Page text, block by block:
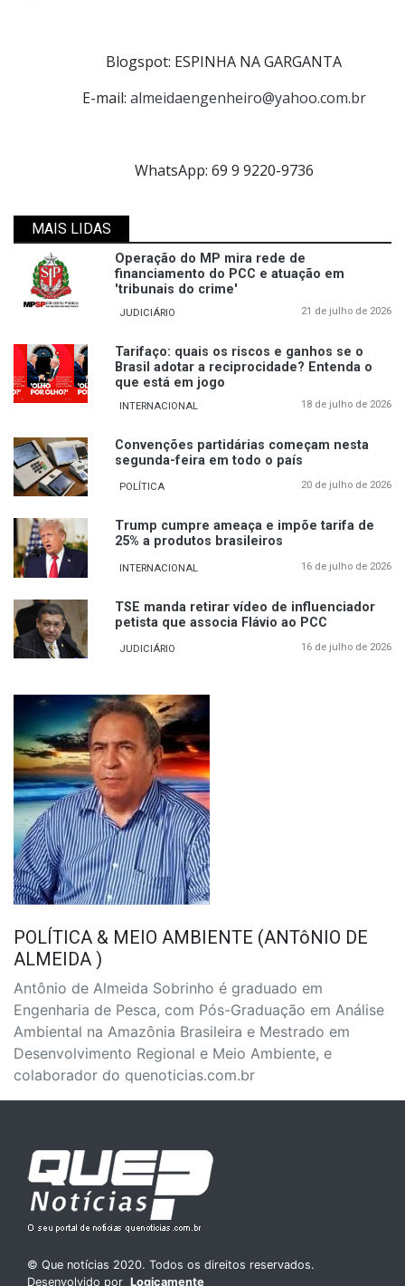
Blogspot: ESPINHA NA GARGANTA
E-mail: almeidaengenheiro@yahoo.com.br
WhatsApp: 69 9 9220-9736
MAIS LIDAS
Operação do MP mira rede de
financiamento do PCC e atuação em
'tribunais do crime'
JUDICIÁRIO 21 de julho de 2026
Tarifaço: quais os riscos e ganhos se o
Brasil adotar a reciprocidade? Entenda o
que está em jogo
INTERNACIONAL 18 de julho de 2026
Convenções partidárias começam nesta
segunda-feira em todo o país
POLÍTICA 20 de julho de 2026
Trump cumpre ameaça e impõe tarifa de
25% a produtos brasileiros
INTERNACIONAL 16 de julho de 2026
TSE manda retirar vídeo de influenciador
petista que associa Flávio ao PCC
JUDICIÁRIO 16 de julho de 2026
POLÍTICA & MEIO AMBIENTE (ANTôNIO DE
ALMEIDA )
Antônio de Almeida Sobrinho é graduado em
Engenharia de Pesca, com Pós-Graduação em Análise
Ambiental na Amazônia Brasileira e Mestrado em
Desenvolvimento Regional e Meio Ambiente, e
colaborador do quenoticias.com.br
© Que notícias 2020. Todos os direitos reservados.
Desenvolvido por Logicamente